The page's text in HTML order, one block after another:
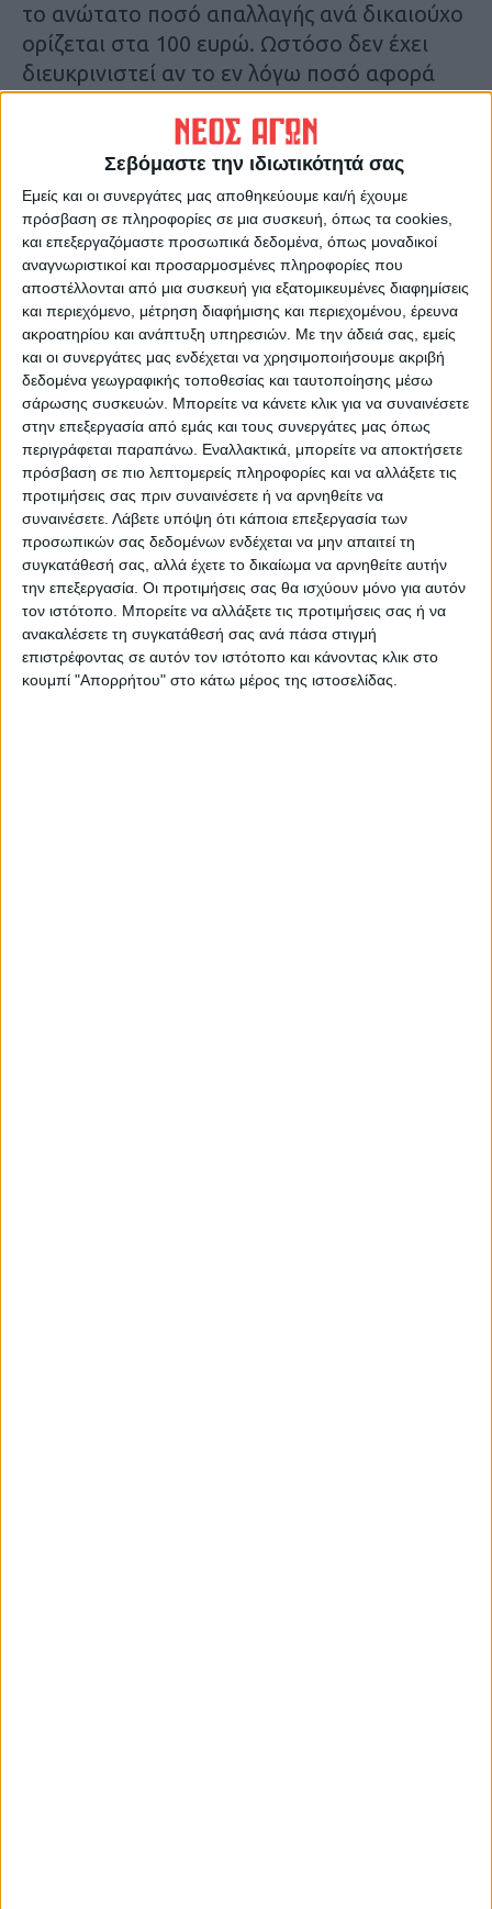
Σεβόμαστε την ιδιωτικότητά σας
Εμείς και οι συνεργάτες μας αποθηκεύουμε και/ή έχουμε
πρόσβαση σε πληροφορίες σε μια συσκευή, όπως τα cookies,
και επεξεργαζόμαστε προσωπικά δεδομένα, όπως μοναδικοί
αναγνωριστικοί και προσαρμοσμένες πληροφορίες που
αποστέλλονται από μια συσκευή για εξατομικευμένες διαφημίσεις
και περιεχόμενο, μέτρηση διαφήμισης και περιεχομένου, έρευνα
ακροατηρίου και ανάπτυξη υπηρεσιών. Με την άδειά σας, εμείς
και οι συνεργάτες μας ενδέχεται να χρησιμοποιήσουμε ακριβή
δεδομένα γεωγραφικής τοποθεσίας και ταυτοποίησης μέσω
σάρωσης συσκευών. Μπορείτε να κάνετε κλικ για να συναινέσετε
στην επεξεργασία από εμάς και τους συνεργάτες μας όπως
περιγράφεται παραπάνω. Εναλλακτικά, μπορείτε να αποκτήσετε
πρόσβαση σε πιο λεπτομερείς πληροφορίες και να αλλάξετε τις
προτιμήσεις σας πριν συναινέσετε ή να αρνηθείτε να
συναινέσετε. Λάβετε υπόψη ότι κάποια επεξεργασία των
προσωπικών σας δεδομένων ενδέχεται να μην απαιτεί τη
συγκατάθεσή σας, αλλά έχετε το δικαίωμα να αρνηθείτε αυτήν
την επεξεργασία. Οι προτιμήσεις σας θα ισχύουν μόνο για αυτόν
τον ιστότοπο. Μπορείτε να αλλάξετε τις προτιμήσεις σας ή να
ανακαλέσετε τη συγκατάθεσή σας ανά πάσα στιγμή
επιστρέφοντας σε αυτόν τον ιστότοπο και κάνοντας κλικ στο
κουμπί "Απορρήτου" στο κάτω μέρος της ιστοσελίδας.
το ανώτατο ποσό απαλλαγής ανά δικαιούχο
ορίζεται στα 100 ευρώ. Ωστόσο δεν έχει
διευκρινιστεί αν το εν λόγω ποσό αφορά
στο σύνολο της αξίας του φαρμάκου.
Το τρίτο έχει να κάνει με το γεγονός πως με
βάση το ΦΕΚ, ο γιατρός θα στέλνει τα
παραπεμπτικά στο υπουργείο και για να
πληρωθεί θα αναζητηθεί το ποσό της
αποζημίωσης. «Όπερ σημαίνει ότι δεν
υπάρχει το κονδύλι» είπε χαρακτηριστικά.
Κ.Π
Τελευταίες Ειδήσεις Σήμερα
Ακολούθησε την εφημερίδα ΝΕΟΣ
ΑΓΩΝ στο Google News!
Όλες οι εξελίξεις στην περιοχή της
Καρδίτσας και ευρύτερα της Θεσσαλίας
ΠΡΟΗΓΟΥΜΕΝΟ ΑΡΘΡΟ
Έχασαν το δικαίωμα ακόμη
ΕΠΟΜΕΝΟ ΑΡΘΡΟ
«Σύντροφοι για πάντα,